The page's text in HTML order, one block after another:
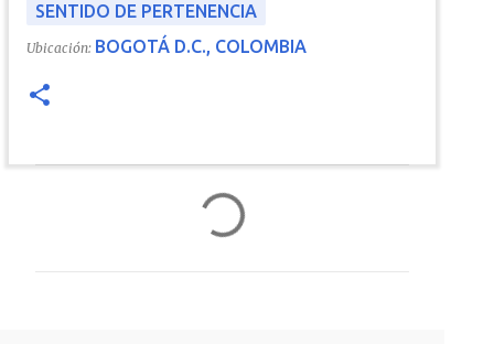
SENTIDO DE PERTENENCIA
Ubicación: BOGOTÁ D.C., COLOMBIA